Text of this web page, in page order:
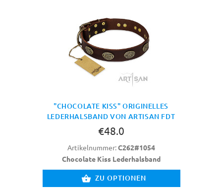
"CHOCOLATE KISS" ORIGINELLES
LEDERHALSBAND VON ARTISAN FDT
€48.0
Artikelnummer:C262#1054
Chocolate Kiss Lederhalsband
ZU OPTIONEN